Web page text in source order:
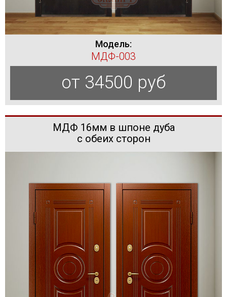
Модель:
МДФ-003
от 34500 руб
МДФ 16мм в шпоне дуба
с обеих сторон